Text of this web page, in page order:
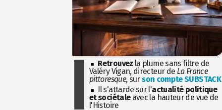
Retrouvez la plume sans filtre de
Valéry Vigan, directeur de La France
pittoresque, surson compte SUBSTACK
Il s'attarde sur l'actualité politique
et sociétaleavec la hauteur de vue de
l'Histoire